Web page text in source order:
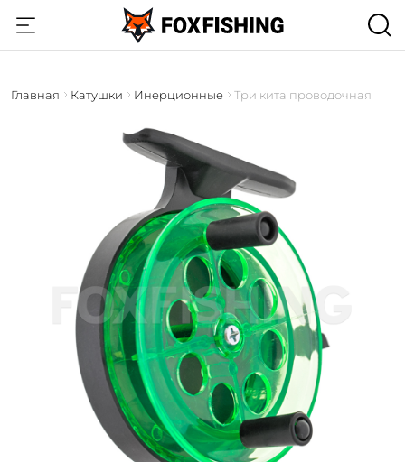
Главная Катушки Инерционные Три кита проводочная